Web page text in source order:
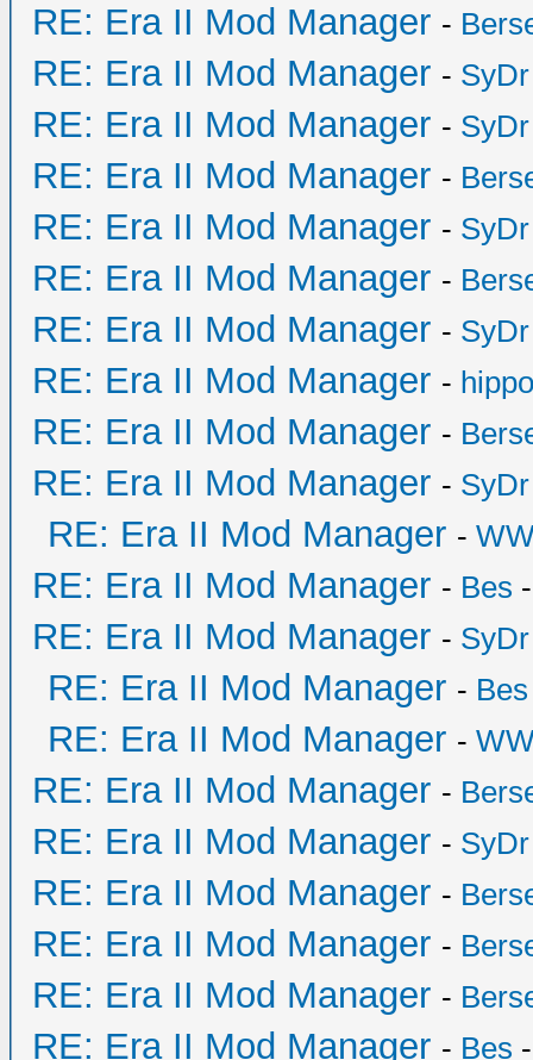
RE: Era II Mod Manager -
RE: Era II Mod Manager - SyDr
RE: Era II Mod Manager - SyDr
RE: Era II Mod Manager -
RE: Era II Mod Manager - SyDr
RE: Era II Mod Manager -
RE: Era II Mod Manager - SyDr
RE: Era II Mod Manager -
RE: Era II Mod Manager -
RE: Era II Mod Manager - SyDr
RE: Era II Mod Manager -
RE: Era II Mod Manager - Bes
RE: Era II Mod Manager - SyDr
RE: Era II Mod Manager - Bes
RE: Era II Mod Manager -
RE: Era II Mod Manager -
RE: Era II Mod Manager - SyDr
RE: Era II Mod Manager -
RE: Era II Mod Manager -
RE: Era II Mod Manager -
RE: Era II Mod Manager - Bes